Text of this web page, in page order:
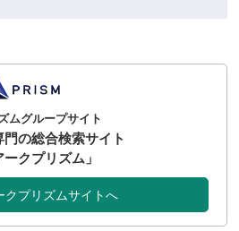
ムグループサイト
門の総合検索サイト
ークプリズム」
クプリズムサイトへ